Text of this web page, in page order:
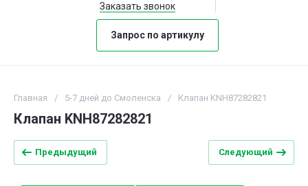
Заказать звонок
Запрос по артикулу
Главная / 5-7 дней до Смоленска / Клапан KNH87282821
Клапан KNH87282821
Предыдущий Следующий